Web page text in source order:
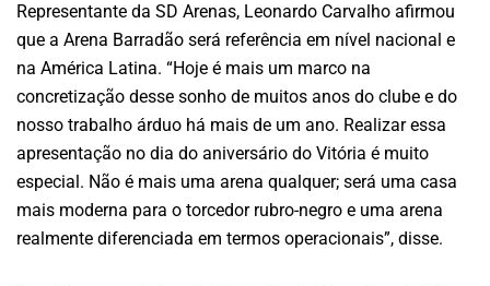
Representante da SD Arenas, Leonardo Carvalho afirmou
que a Arena Barradão será referência em nível nacional e
na América Latina. “Hoje é mais um marco na
concretização desse sonho de muitos anos do clube e do
nosso trabalho árduo há mais de um ano. Realizar essa
apresentação no dia do aniversário do Vitória é muito
especial. Não é mais uma arena qualquer; será uma casa
mais moderna para o torcedor rubro-negro e uma arena
realmente diferenciada em termos operacionais”, disse.